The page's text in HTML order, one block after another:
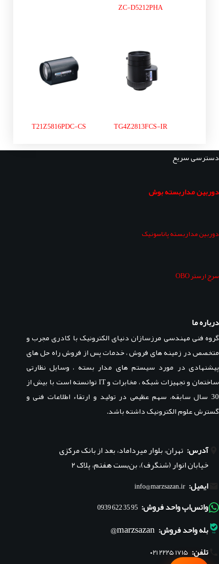
ZC-D5212PHA
TG4Z2813FCS-IR
T21Z5816PDC-CS
دسترسی سریع
دوربین مداربسته بوش
دوربین مداربسته پاناسونیک
سرج ارستر OBO
درباره ما
گروه فنی مهندسی مرزسازان دنیای الکترونیک با کادری مجرب و
متخصص در زمینه های فروش ، خدمات پس از فروش راه حل های
پیشنهادی در مورد سیستم های مدار بسته ، وسایل نظارتی
ساختمان و تجهیزات شبکه ، مخابرات و IT توانسته است با بیش از
30 سال سابقه، سهم عظیمی در تولید و ارتقاء اطلاعات فنی و
گسترش علوم الکترونیک داشته باشد.
آدرس: تهران، بلوار میرداماد، بعد از بانک مرکزی
خیابان انوار (شنگرف)، بن‌بست هفتم، پلاک ۲
ایمیل: info@marzsazan.ir
واتس‌اپ واحد فروش: 95 35 622 0939
بله واحد فروش: marzsazan@
تلفن: ۰۲۱ ۲۲۲۵ ۱۷۱۵